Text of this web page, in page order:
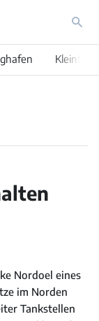
Nordoel eines
im Norden
Tankstellen